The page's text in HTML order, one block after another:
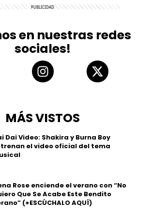
en nuestras redes
sociales!
MÁS VISTOS
Dai Video: Shakira y Burna Boy
el video oficial del tema
Rose enciende el verano con “No
Que Se Acabe Este Bendito
(+ESCÚCHALO AQUÍ)